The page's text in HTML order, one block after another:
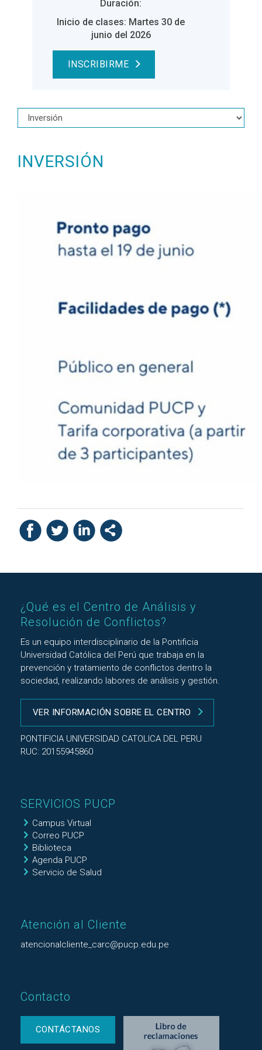
Duración:
Inicio de clases: Martes 30 de
junio del 2026
INSCRIBIRME
INVERSIÓN
¿Qué es el Centro de Análisis y
Resolución de Conflictos?
Es un equipo interdisciplinario de la Pontificia
Universidad Católica del Perú que trabaja en la
prevención y tratamiento de conflictos dentro la
sociedad, realizando labores de análisis y gestión.
VER INFORMACIÓN SOBRE EL CENTRO
PONTIFICIA UNIVERSIDAD CATOLICA DEL PERU
RUC: 20155945860
SERVICIOS PUCP
Campus Virtual
Correo PUCP
Biblioteca
Agenda PUCP
Servicio de Salud
Atención al Cliente
atencionalcliente_carc@pucp.edu.pe
Contacto
CONTÁCTANOS